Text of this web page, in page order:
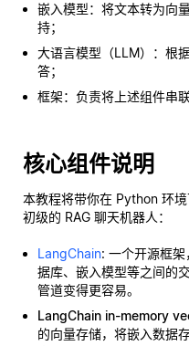
嵌入模型：将文本转为向
持；
大语言模型（LLM）：根
答；
框架：负责将上述组件串
核心组件说明
本教程将带你在 Python 环
初级的 RAG 聊天机器人：
LangChain: 一个开源框
据库、嵌入模型等之间的
管道变得更容易。
LangChain in-memory
的向量存储，将嵌入数据